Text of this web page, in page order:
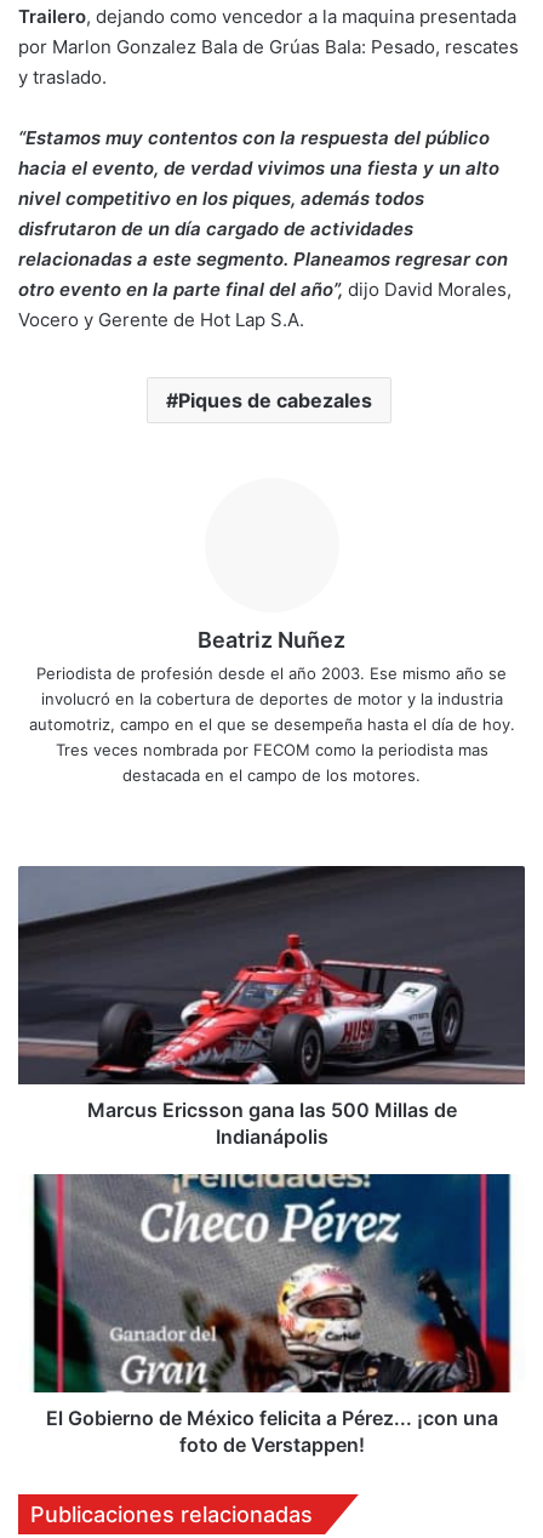
Trailero, dejando como vencedor a la maquina presentada
por Marlon Gonzalez Bala de Grúas Bala: Pesado, rescates
y traslado.
“Estamos muy contentos con la respuesta del público
hacia el evento, de verdad vivimos una fiesta y un alto
nivel competitivo en los piques, además todos
disfrutaron de un día cargado de actividades
relacionadas a este segmento. Planeamos regresar con
otro evento en la parte final del año”, dijo David Morales,
Vocero y Gerente de Hot Lap S.A.
Piques de cabezales
Beatriz Nuñez
Periodista de profesión desde el año 2003. Ese mismo año se
involucró en la cobertura de deportes de motor y la industria
automotriz, campo en el que se desempeña hasta el día de hoy.
Tres veces nombrada por FECOM como la periodista mas
destacada en el campo de los motores.
gana
de
Indianápolis
Marcus Ericsson gana las 500 Millas de
Indianápolis
Gobierno
México
felicita
¡con
una
fotoEl Gobierno de México felicita a Pérez... ¡con una
foto de Verstappen!
Publicaciones relacionadas